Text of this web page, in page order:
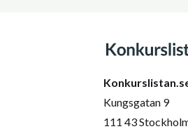
Kungsgatan 9
111 43